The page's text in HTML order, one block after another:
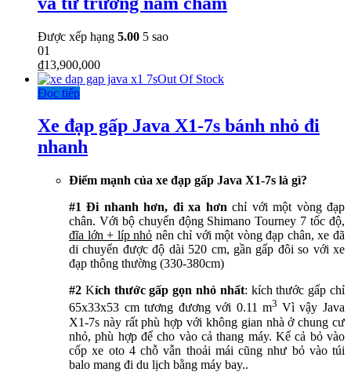
Được xếp hạng 5.00 5 sao
01
₫13,900,000
Out Of Stock
Đọc tiếp
Xe đạp gấp Java X1-7s bánh nhỏ đi
nhanh
Điểm mạnh của xe đạp gấp Java X1-7s là gì?
#1 Đi nhanh hơn, đi xa hơn chỉ với một vòng đạp
chân. Với bộ chuyển động Shimano Tourney 7 tốc độ,
đĩa lớn + líp nhỏ nên chỉ với một vòng đạp chân, xe đã
di chuyển được độ dài 520 cm, gần gấp đôi so với xe
đạp thông thường (330-380cm)
#2 Kích thước gấp gọn nhỏ nhất: kích thước gấp chỉ
65x33x53 cm tương đương với 0.11 m3 Vì vậy Java
X1-7s này rất phù hợp với không gian nhà ở chung cư
nhỏ, phù hợp để cho vào cả thang máy. Kể cả bỏ vào
cốp xe oto 4 chỗ vẫn thoải mái cũng như bỏ vào túi
balo mang đi du lịch bằng máy bay..